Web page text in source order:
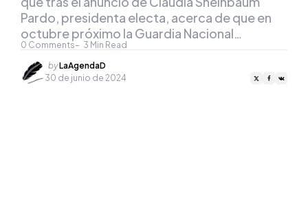
0 Comments 3 Min Read
Pardo, presidenta electa, acerca de que en
octubre próximo la Guardia Nacional…
Posted
by
byLaAgendaD
30 de junio de 2024